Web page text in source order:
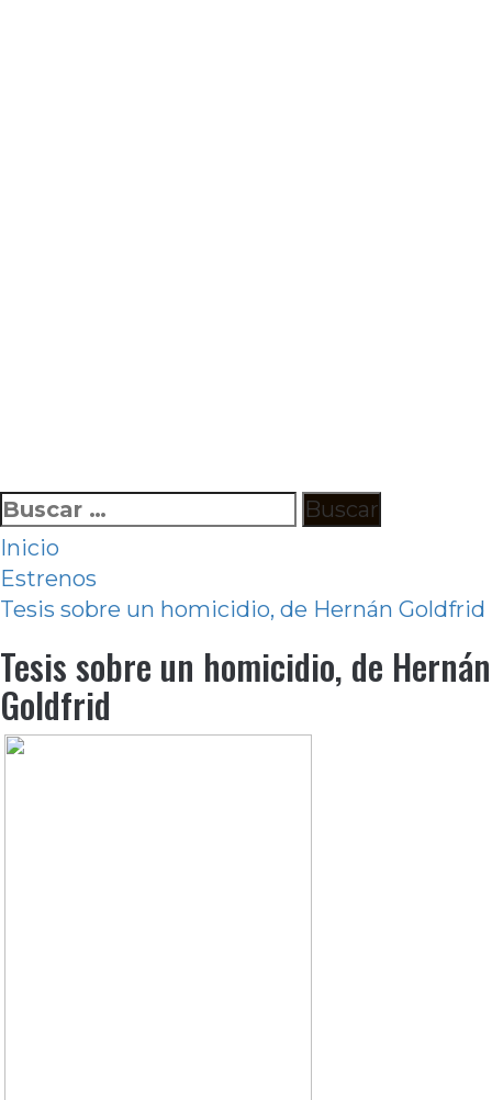
Ir
al
contenido
Buscar:
Inicio
Estrenos
Tesis sobre un homicidio, de Hernán Goldfrid
Tesis sobre un homicidio, de Hernán
Goldfrid